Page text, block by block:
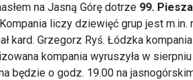
na Jasną Górę dotrze 99.
liczy dziewięć grup jest
kard. Grzegorz Ryś. Łódzka
kompania wyruszyła w
będzie o godz. 19.00 na